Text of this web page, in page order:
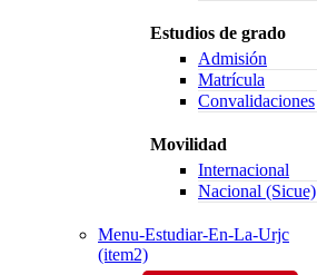
Estudios de grado
Admisión
Matrícula
Convalidaciones
Movilidad
Internacional
Nacional (Sicue)
Menu-Estudiar-En-La-Urjc
(item2)